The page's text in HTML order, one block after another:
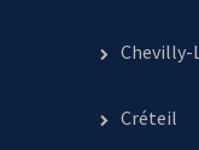
Chevilly-
Créteil